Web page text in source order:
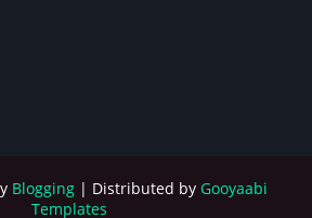
Blogging| Distributed by Gooyaabi
Templates